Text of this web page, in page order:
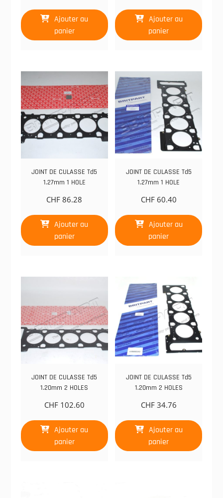
Ajouter au
panier
Ajouter au
panier
JOINT DE CULASSE Td5
1.27mm 1 HOLE
CHF 86.28
Ajouter au
panier
JOINT DE CULASSE Td5
1.27mm 1 HOLE
CHF60.40
Ajouter au
panier
JOINT DE CULASSE Td5
1.20mm 2 HOLES
CHF102.60
Ajouter au
panier
JOINT DE CULASSE Td5
1.20mm 2 HOLES
CHF34.76
Ajouter au
panier